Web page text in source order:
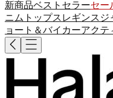
新商品ベストセラーセー
ニム トップス レギンス ジ
ョート＆バイカーアクテ